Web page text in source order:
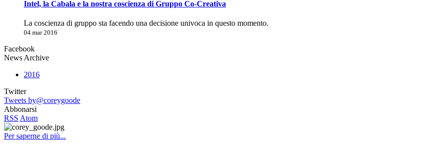
Intel, la Cabala e la nostra coscienza di Gruppo Co-Creativa
La coscienza di gruppo sta facendo una decisione univoca in questo momento.
04 mar 2016
Facebook
News Archive
2016
Twitter
Tweets by@coreygoode
Abbonarsi
RSS Atom
Per saperne di più...